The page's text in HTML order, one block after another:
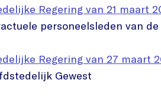
Regering van 21 maart
personeelsleden van
Regering van 27 maart
Gewest